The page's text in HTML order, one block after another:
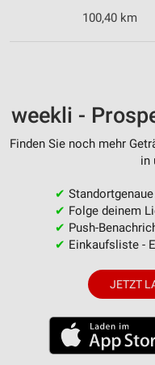
100,40 km
weekli -
Finden Sie noch mehr
in
✔
✔ Folge deinem
✔ Push-
✔ Einkaufsliste -
JETZT